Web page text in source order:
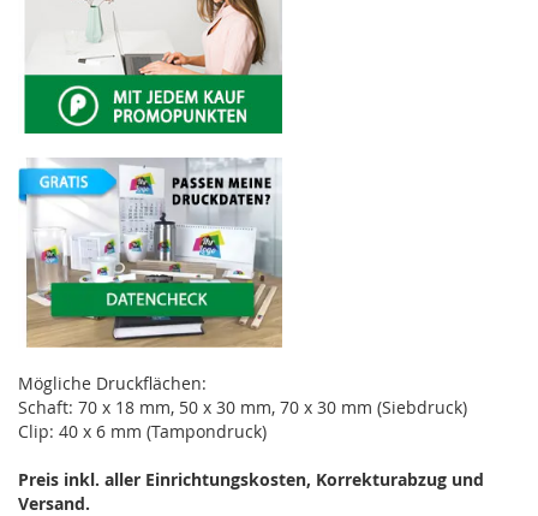
Mögliche Druckflächen:
Schaft: 70 x 18 mm, 50 x 30 mm, 70 x 30 mm (Siebdruck)
Clip: 40 x 6 mm (Tampondruck)
Preis inkl. aller Einrichtungskosten, Korrekturabzug und
Versand.